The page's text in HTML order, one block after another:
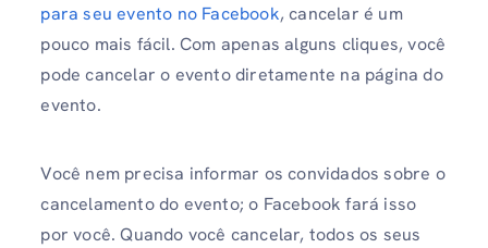
para seu evento no Facebook, cancelar é um
pouco mais fácil. Com apenas alguns cliques, você
pode cancelar o evento diretamente na página do
evento.
Você nem precisa informar os convidados sobre o
cancelamento do evento; o Facebook fará isso
por você. Quando você cancelar, todos os seus